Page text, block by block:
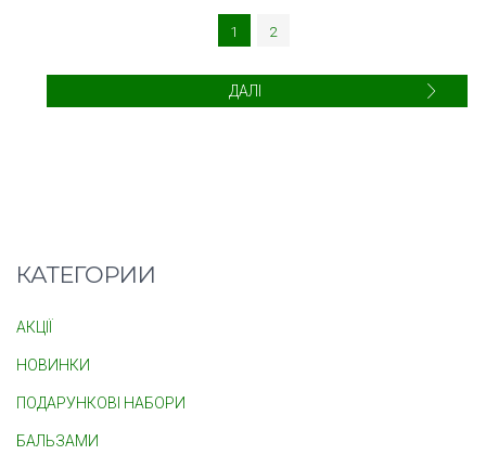
1 2
ДАЛІ
КАТЕГОРИИ
АКЦІЇ
НОВИНКИ
ПОДАРУНКОВІ НАБОРИ
БАЛЬЗАМИ